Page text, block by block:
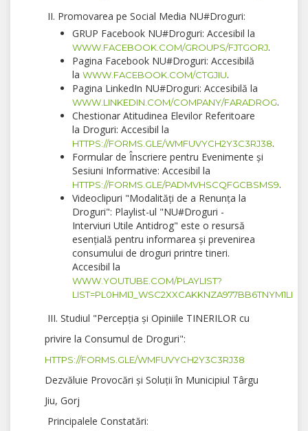
II. Promovarea pe Social Media NU#Droguri:
GRUP Facebook NU#Droguri: Accesibil la
WWW.FACEBOOK.COM/GROUPS/FJTGORJ.
Pagina Facebook NU#Droguri: Accesibilă
la WWW.FACEBOOK.COM/CTGJIU.
Pagina LinkedIn NU#Droguri: Accesibilă la
WWW.LINKEDIN.COM/COMPANY/FARADROG.
Chestionar Atitudinea Elevilor Referitoare
la Droguri: Accesibil la
HTTPS://FORMS.GLE/WMFUVYCH2Y3C3RJ38.
Formular de Înscriere pentru Evenimente și
Sesiuni Informative: Accesibil la
HTTPS://FORMS.GLE/PADMVHSCQFGCBSMS9.
Videoclipuri "Modalități de a Renunța la
Droguri": Playlist-ul "NU#Droguri -
Interviuri Utile Antidrog" este o resursă
esențială pentru informarea și prevenirea
consumului de droguri printre tineri.
Accesibil la
WWW.YOUTUBE.COM/PLAYLIST?
LIST=PL0HMIJ_WSC2XXCAKKNZA977BB6TNYM1LI
III. Studiul "Percepția și Opiniile TINERILOR cu
privire la Consumul de Droguri":
HTTPS://FORMS.GLE/WMFUVYCH2Y3C3RJ38
Dezvăluie Provocări și Soluții în Municipiul Târgu
Jiu, Gorj
Principalele Constatări: